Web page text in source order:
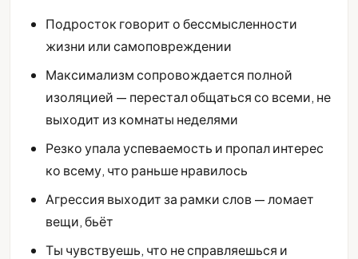
Подросток говорит о бессмысленности
жизни или самоповреждении
Максимализм сопровождается полной
изоляцией — перестал общаться со всеми, не
выходит из комнаты неделями
Резко упала успеваемость и пропал интерес
ко всему, что раньше нравилось
Агрессия выходит за рамки слов — ломает
вещи, бьёт
Ты чувствуешь, что не справляешься и